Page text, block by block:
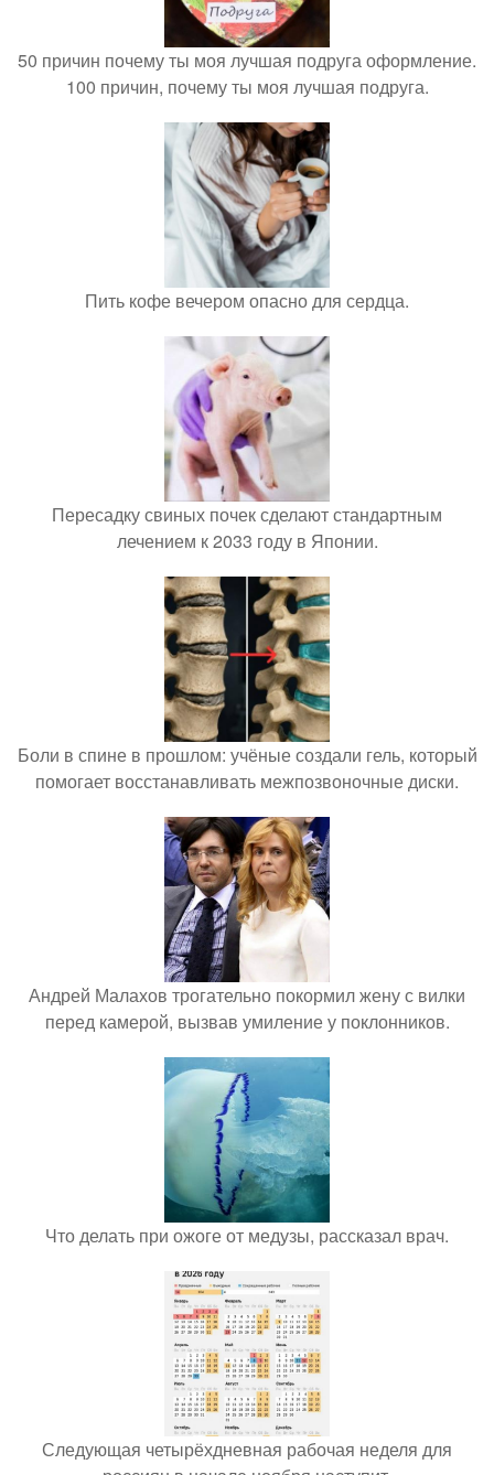
50 причин почему ты моя лучшая подруга оформление.
100 причин, почему ты моя лучшая подруга.
Пить кофе вечером опасно для сердца.
Пересадку свиных почек сделают стандартным
лечением к 2033 году в Японии.
Боли в спине в прошлом: учёные создали гель, который
помогает восстанавливать межпозвоночные диски.
Андрей Малахов трогательно покормил жену с вилки
перед камерой, вызвав умиление у поклонников.
Что делать при ожоге от медузы, рассказал врач.
Следующая четырёхдневная рабочая неделя для